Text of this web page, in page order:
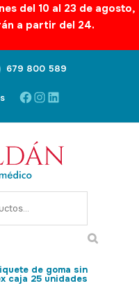
del 10 al 23 de agosto,
a partir del 24.
679 800 589
Facebook
Instagram
LinkedIn
de goma sin
caja 25 unidades